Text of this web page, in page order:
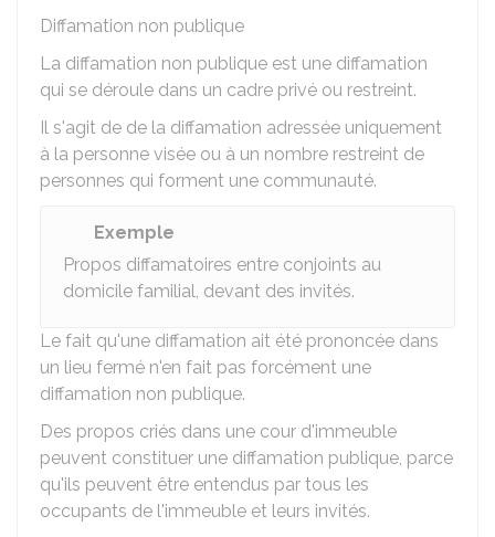
Diffamation non publique
La diffamation non publique est une diffamation
qui se déroule dans un cadre privé ou restreint.
Il s'agit de de la diffamation adressée uniquement
à la personne visée ou à un nombre restreint de
personnes qui forment une communauté.
Exemple
Propos diffamatoires entre conjoints au
domicile familial, devant des invités.
Le fait qu'une diffamation ait été prononcée dans
un lieu fermé n'en fait pas forcément une
diffamation non publique.
Des propos criés dans une cour d'immeuble
peuvent constituer une diffamation publique, parce
qu'ils peuvent être entendus par tous les
occupants de l'immeuble et leurs invités.